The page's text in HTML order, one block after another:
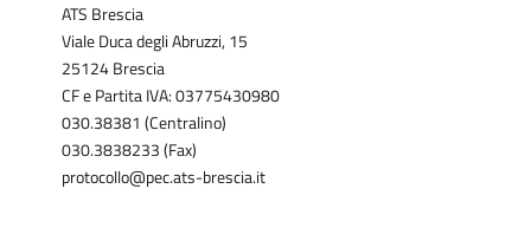
ATS Brescia
Viale Duca degli Abruzzi, 15
25124 Brescia
CF e Partita IVA: 03775430980
030.38381 (Centralino)
030.3838233 (Fax)
protocollo@pec.ats-brescia.it